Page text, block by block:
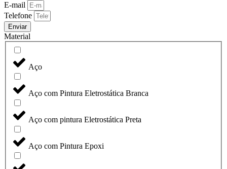
E-mail
Telefone
Enviar
Material
Aço
Aço com Pintura Eletrostática Branca
Aço com pintura Eletrostática Preta
Aço com Pintura Epoxi